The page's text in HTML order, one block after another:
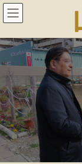
コ
ン
ン
ツ
へ
ス
キ
ッ
プ
ナ
ビ
ー
シ
ョ
ン
に
移
動